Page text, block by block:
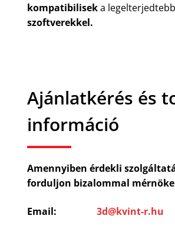
kompatibiliseka legelterjedtebb
szoftverekkel.
Ajánlatkérés és
információ
Amennyiben érdekli
forduljon bizalommal
Email: 3d@kvint-r.hu